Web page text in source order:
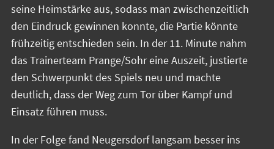
seine Heimstärke aus, sodass man zwischenzeitlich
den Eindruck gewinnen konnte, die Partie könnte
frühzeitig entschieden sein. In der 11. Minute nahm
das Trainerteam Prange/Sohr eine Auszeit, justierte
den Schwerpunkt des Spiels neu und machte
deutlich, dass der Weg zum Tor über Kampf und
Einsatz führen muss.
In der Folge fand Neugersdorf langsam besser ins